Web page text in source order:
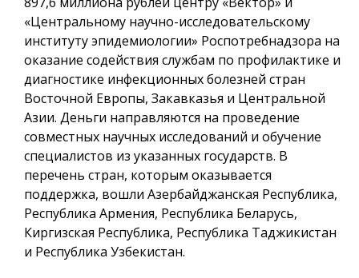
«Центральному научно-исследовательскому
институту эпидемиологии» Роспотребнадзора на
оказание содействия службам по профилактике и
диагностике инфекционных болезней стран
Восточной Европы, Закавказья и Центральной
Азии. Деньги направляются на проведение
совместных научных исследований и обучение
специалистов из указанных государств. В
перечень стран, которым оказывается
поддержка, вошли Азербайджанская Республика,
Республика Армения, Республика Беларусь,
Киргизская Республика, Республика Таджикистан
и Республика Узбекистан.